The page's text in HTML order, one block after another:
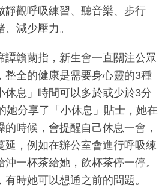
靜觀呼吸練習、聽音樂、步行
減少壓力。
譚贛蘭指，新生會一直關注公眾
整全的健康是需要身心靈的3種
休息」時間可以多於或少於3分
她分享了「小休息」貼士，她在
時候，會提醒自己休息一會，
延，例如在辦公室會進行呼吸練
一杯茶給她，飲杯茶停一停。
時她可以想通之前的問題。